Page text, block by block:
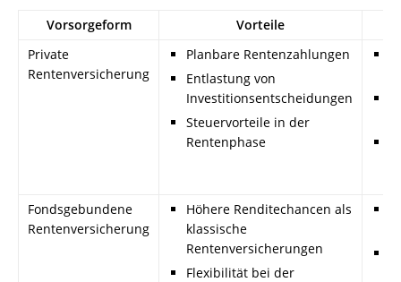
Vorsorgeform
Vorteile
Private
Rentenversicherung
Planbare Rentenzahlungen
Entlastung von
Investitionsentscheidungen
Steuervorteile in der
Rentenphase
Fondsgebundene
Rentenversicherung
Höhere Renditechancen als
klassische
Rentenversicherungen
Flexibilität bei der